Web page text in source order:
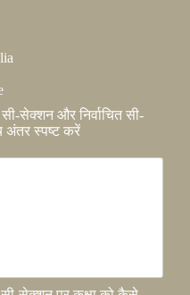
सेक्शन और निर्वाचित सी-
स्पष्ट करें